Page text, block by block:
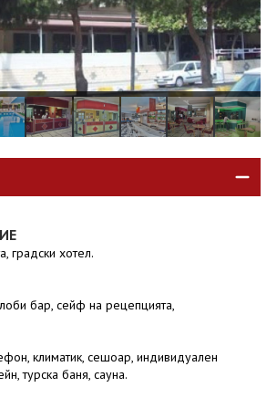
градски хотел.
бар, сейф на рецепцията,
климатик, сешоар, индивидуален
турска баня, сауна.